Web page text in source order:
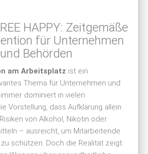
HAPPY: Zeitgemäße
für Unternehmen
und Behörden
am Arbeitsplatz ist ein
Thema für Unternehmen und
dominiert in vielen
Vorstellung, dass Aufklärung allein
von Alkohol, Nikotin oder
– ausreicht, um Mitarbeitende
schützen. Doch die Realität zeigt: